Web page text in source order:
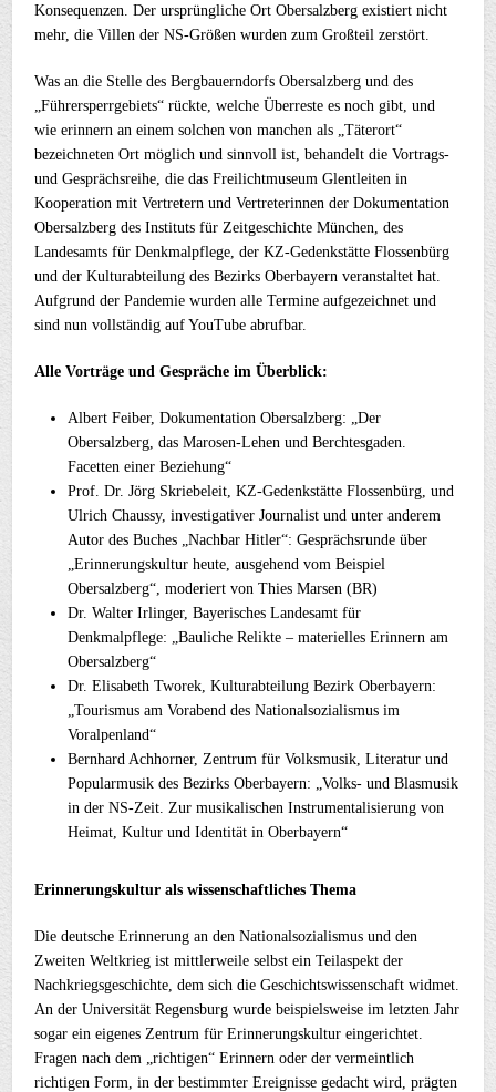
Konsequenzen. Der ursprüngliche Ort Obersalzberg existiert nicht
mehr, die Villen der NS-Größen wurden zum Großteil zerstört.
Was an die Stelle des Bergbauerndorfs Obersalzberg und des
„Führersperrgebiets“ rückte, welche Überreste es noch gibt, und
wie erinnern an einem solchen von manchen als „Täterort“
bezeichneten Ort möglich und sinnvoll ist, behandelt die Vortrags-
und Gesprächsreihe, die das Freilichtmuseum Glentleiten in
Kooperation mit Vertretern und Vertreterinnen der Dokumentation
Obersalzberg des Instituts für Zeitgeschichte München, des
Landesamts für Denkmalpflege, der KZ-Gedenkstätte Flossenbürg
und der Kulturabteilung des Bezirks Oberbayern veranstaltet hat.
Aufgrund der Pandemie wurden alle Termine aufgezeichnet und
sind nun vollständig auf YouTube abrufbar.
Alle Vorträge und Gespräche im Überblick:
Albert Feiber, Dokumentation Obersalzberg: „Der
Obersalzberg, das Marosen-Lehen und Berchtesgaden.
Facetten einer Beziehung“
Prof. Dr. Jörg Skriebeleit, KZ-Gedenkstätte Flossenbürg, und
Ulrich Chaussy, investigativer Journalist und unter anderem
Autor des Buches „Nachbar Hitler“: Gesprächsrunde über
„Erinnerungskultur heute, ausgehend vom Beispiel
Obersalzberg“, moderiert von Thies Marsen (BR)
Dr. Walter Irlinger, Bayerisches Landesamt für
Denkmalpflege: „Bauliche Relikte – materielles Erinnern am
Obersalzberg“
Dr. Elisabeth Tworek, Kulturabteilung Bezirk Oberbayern:
„Tourismus am Vorabend des Nationalsozialismus im
Voralpenland“
Bernhard Achhorner, Zentrum für Volksmusik, Literatur und
Popularmusik des Bezirks Oberbayern: „Volks- und Blasmusik
in der NS-Zeit. Zur musikalischen Instrumentalisierung von
Heimat, Kultur und Identität in Oberbayern“
Erinnerungskultur als wissenschaftliches Thema
Die deutsche Erinnerung an den Nationalsozialismus und den
Zweiten Weltkrieg ist mittlerweile selbst ein Teilaspekt der
Nachkriegsgeschichte, dem sich die Geschichtswissenschaft widmet.
An der Universität Regensburg wurde beispielsweise im letzten Jahr
sogar ein eigenes Zentrum für Erinnerungskultur eingerichtet.
Fragen nach dem „richtigen“ Erinnern oder der vermeintlich
richtigen Form, in der bestimmter Ereignisse gedacht wird, prägten